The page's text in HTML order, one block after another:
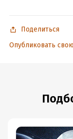
Поделиться
Опубликовать